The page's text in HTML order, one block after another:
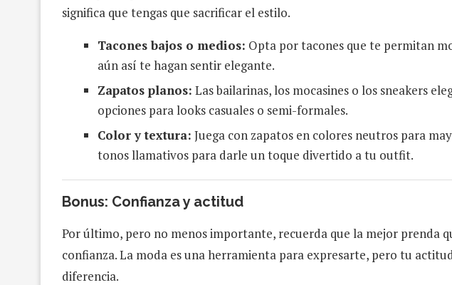
significa que tengas que sacrificar el estilo.
Tacones bajos o medios: Opta por tacones que te permitan
aún así te hagan sentir elegante.
Zapatos planos: Las bailarinas, los mocasines o los sneakers
opciones para looks casuales o semi-formales.
Color y textura: Juega con zapatos en colores neutros para
tonos llamativos para darle un toque divertido a tu outfit.
Bonus: Confianza y actitud
Por último, pero no menos importante, recuerda que la mejor prenda
confianza. La moda es una herramienta para expresarte, pero tu
diferencia.